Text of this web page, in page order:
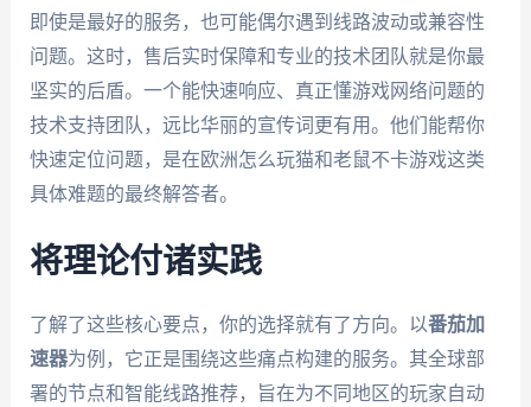
即使是最好的服务，也可能偶尔遇到线路波动或兼容性
问题。这时，售后实时保障和专业的技术团队就是你最
坚实的后盾。一个能快速响应、真正懂游戏网络问题的
技术支持团队，远比华丽的宣传词更有用。他们能帮你
快速定位问题，是在欧洲怎么玩猫和老鼠不卡游戏这类
具体难题的最终解答者。
将理论付诸实践
了解了这些核心要点，你的选择就有了方向。以番茄加
速器为例，它正是围绕这些痛点构建的服务。其全球部
署的节点和智能线路推荐，旨在为不同地区的玩家自动